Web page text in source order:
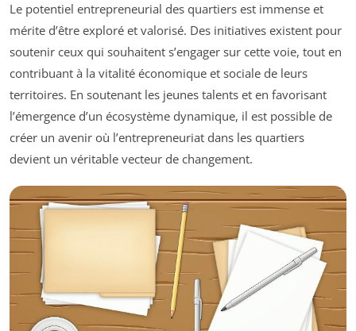
Le potentiel entrepreneurial des quartiers est immense et
mérite d’être exploré et valorisé. Des initiatives existent pour
soutenir ceux qui souhaitent s’engager sur cette voie, tout en
contribuant à la vitalité économique et sociale de leurs
territoires. En soutenant les jeunes talents et en favorisant
l’émergence d’un écosystème dynamique, il est possible de
créer un avenir où l’entrepreneuriat dans les quartiers
devient un véritable vecteur de changement.